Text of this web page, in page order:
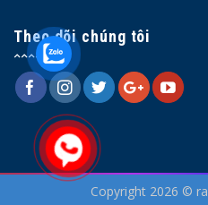
Theo dõi chúng tôi
Copyright 2026 ©